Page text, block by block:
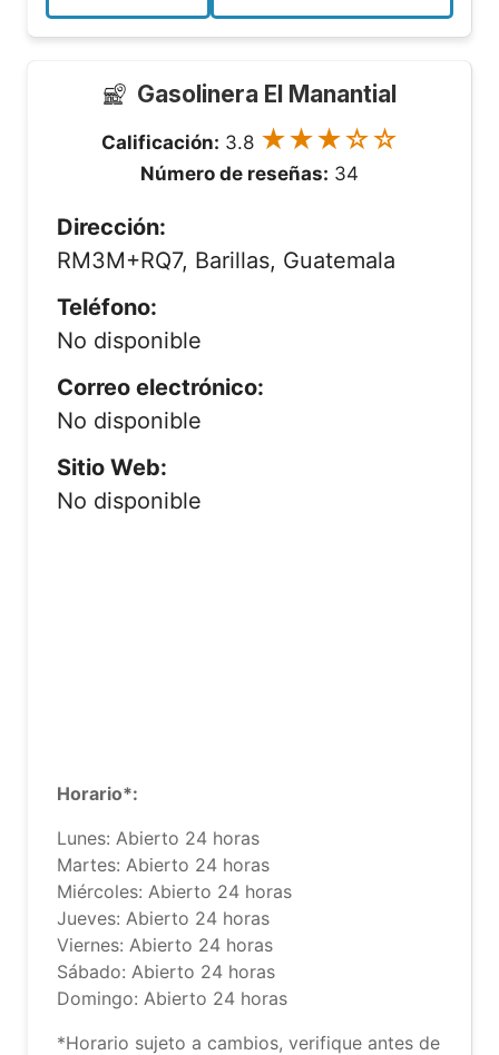
Gasolinera El Manantial
Calificación: 3.8 ★★★☆☆
Número de reseñas: 34
Dirección:
RM3M+RQ7, Barillas, Guatemala
Teléfono:
No disponible
Correo electrónico:
No disponible
Sitio Web:
No disponible
Horario*:
Lunes: Abierto 24 horas
Martes: Abierto 24 horas
Miércoles: Abierto 24 horas
Jueves: Abierto 24 horas
Viernes: Abierto 24 horas
Sábado: Abierto 24 horas
Domingo: Abierto 24 horas
*Horario sujeto a cambios, verifique antes de